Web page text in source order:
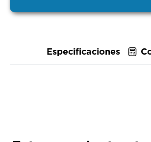
Especificaciones